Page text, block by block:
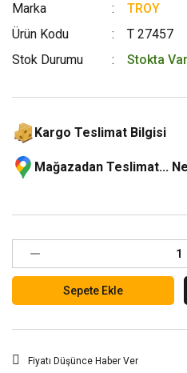
Marka
TROY
Ürün Kodu
T 27457
Stok Durumu
Stokta Var
Kargo Teslimat Bilgisi
Mağazadan Teslimat...
Sepete Ekle
Fiyatı Düşünce Haber Ver